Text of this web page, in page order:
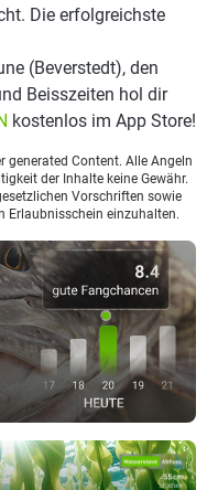
Die erfolgreichste
(Beverstedt), den
Beisszeiten hol dir
kostenlos im App Store!
generated Content. Alle Angeln
der Inhalte keine Gewähr.
Vorschriften sowie
Erlaubnisschein einzuhalten.